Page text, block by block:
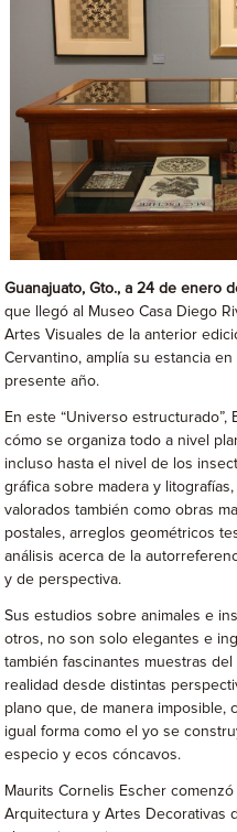
Guanajuato, Gto., a 24 de enero
que llegó al Museo Casa Diego
Artes Visuales de la anterior
Cervantino, amplía su estancia
presente año.
En este “Universo
cómo se organiza todo a nivel
incluso hasta el nivel de los
gráfica sobre madera y
valorados también como obras
postales, arreglos geométricos
análisis acerca de la
y de perspectiva.
Sus estudios sobre animales e
otros, no son solo elegantes e
también fascinantes muestras
realidad desde distintas
plano que, de manera imposible,
igual forma como el yo se
especio y ecos cóncavos.
Maurits Cornelis Escher
Arquitectura y Artes Decorativas